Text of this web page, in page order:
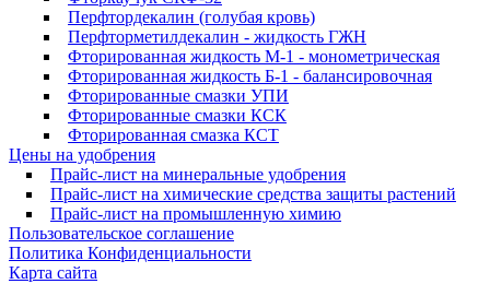
Перфтордекалин (голубая кровь)
Перфторметилдекалин - жидкость ГЖН
Фторированная жидкость М-1 - монометрическая
Фторированная жидкость Б-1 - балансировочная
Фторированные смазки УПИ
Фторированные смазки КСК
Фторированная смазка КСТ
Цены на удобрения
Прайс-лист на минеральные удобрения
Прайс-лист на химические средства защиты растений
Прайс-лист на промышленную химию
Пользовательское соглашение
Политика Конфиденциальности
Карта сайта